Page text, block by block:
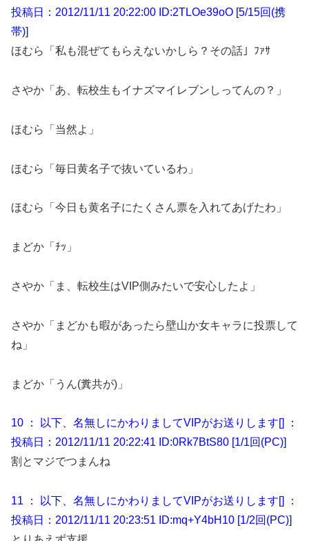
投稿日：2012/11/11 20:22:00 ID:2TLOe39oO [5/15回(携
帯)]
ほむら「私も混ぜてもらえないかしら？その話」ﾌｧｻ
さやか「あ、転校生もイナズマイレブンしってんの？」
ほむら「当然よ」
ほむら「毎日黄名子で抜いているわ」
ほむら「今日も黄名子にたくさん票を入れてあげたわ」
まどか「ﾁｯ」
さやか「ま、転校生はVIP側みたいで安心したよ」
さやか「まどかも暇があったら壁山か女キャラに投票して
ね」
まどか「うん(糞共が)」
10 ： 以下、名無しにかわりましてVIPがお送りします[] ：
投稿日：2012/11/11 20:22:41 ID:0Rk7BtS80 [1/1回(PC)]
割とマジでつまんね
11 ： 以下、名無しにかわりましてVIPがお送りします[] ：
投稿日：2012/11/11 20:23:51 ID:mq+Y4bH10 [1/2回(PC)]